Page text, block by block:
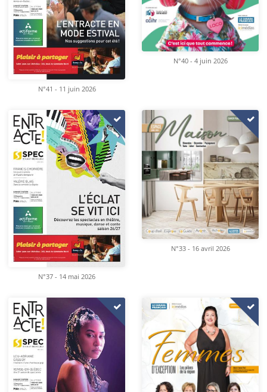
N°41 - 11 juin 2026
N°40 - 4 juin 2026
N°37 - 14 mai 2026
N°33 - 16 avril 2026